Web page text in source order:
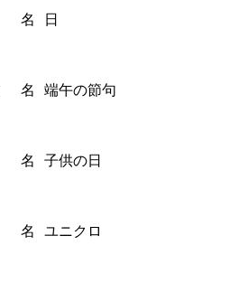
名 日
名 端午の節句
名 子供の日
名 ユニクロ